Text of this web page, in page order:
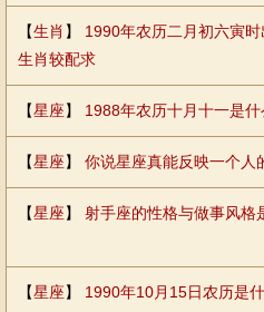
【生肖 】 1990年农历二月初六寅
生肖较配求
【星座】 1988年农历十月十一是什
【星座】 你说星座真能反映一个人
【星座】 射手座的性格与做事风格
【星座】 1990年10月15日农历是